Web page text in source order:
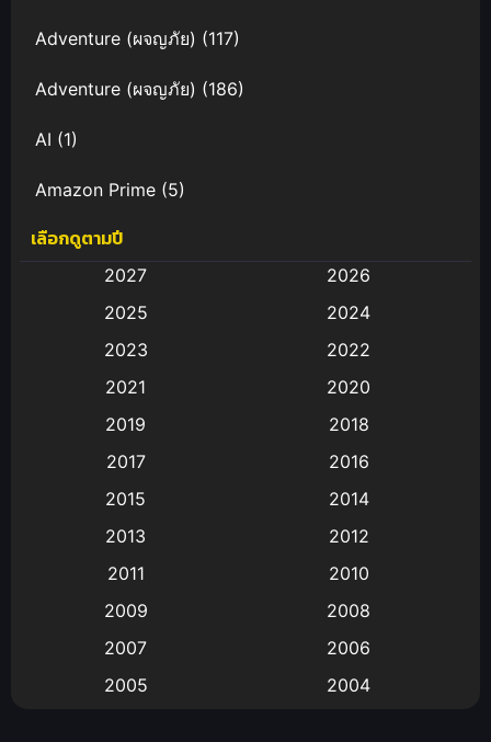
Adventure (ผจญภัย) (117)
Adventure (ผจญภัย) (186)
AI (1)
Amazon Prime (5)
Anal (ประตูหลัง)
Animation การ์ตูน
Animation อนิเมะ
Animation แอนิเมชัน
(9)
Big tits (นมใหญ่)
Bitch (ผู้หญิงร่าน)
เลือกดูตามปี
2027
2026
2025
2024
2023
2022
2021
2020
2019
2018
2017
2016
2015
2014
2013
2012
2011
2010
2009
2008
2007
2006
2005
2004